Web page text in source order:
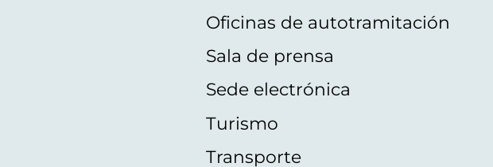
Oficinas de autotramitación
Sala de prensa
Sede electrónica
Turismo
Transporte